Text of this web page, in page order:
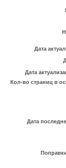
Дата
Дата
Кол-во страниц в
Дата